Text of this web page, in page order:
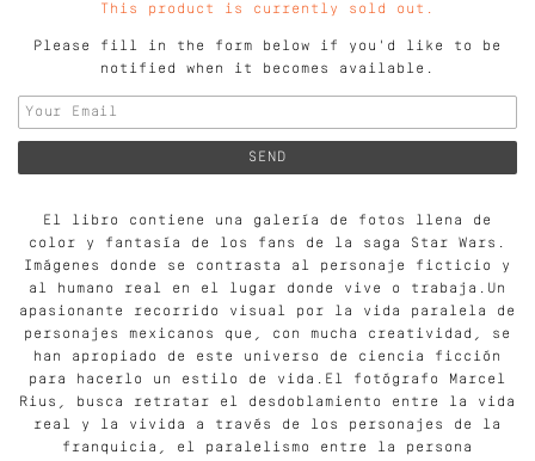
This product is currently sold out.
Please fill in the form below if you'd like to be
notified when it becomes available.
El libro contiene una galería de fotos llena de
color y fantasía de los fans de la saga Star Wars.
Imágenes donde se contrasta al personaje ficticio y
al humano real en el lugar donde vive o trabaja. Un
apasionante recorrido visual por la vida paralela de
personajes mexicanos que, con mucha creatividad, se
han apropiado de este universo de ciencia ficción
para hacerlo un estilo de vida.El fotógrafo Marcel
Rius, busca retratar el desdoblamiento entre la vida
real y la vivida a través de los personajes de la
franquicia, el paralelismo entre la persona